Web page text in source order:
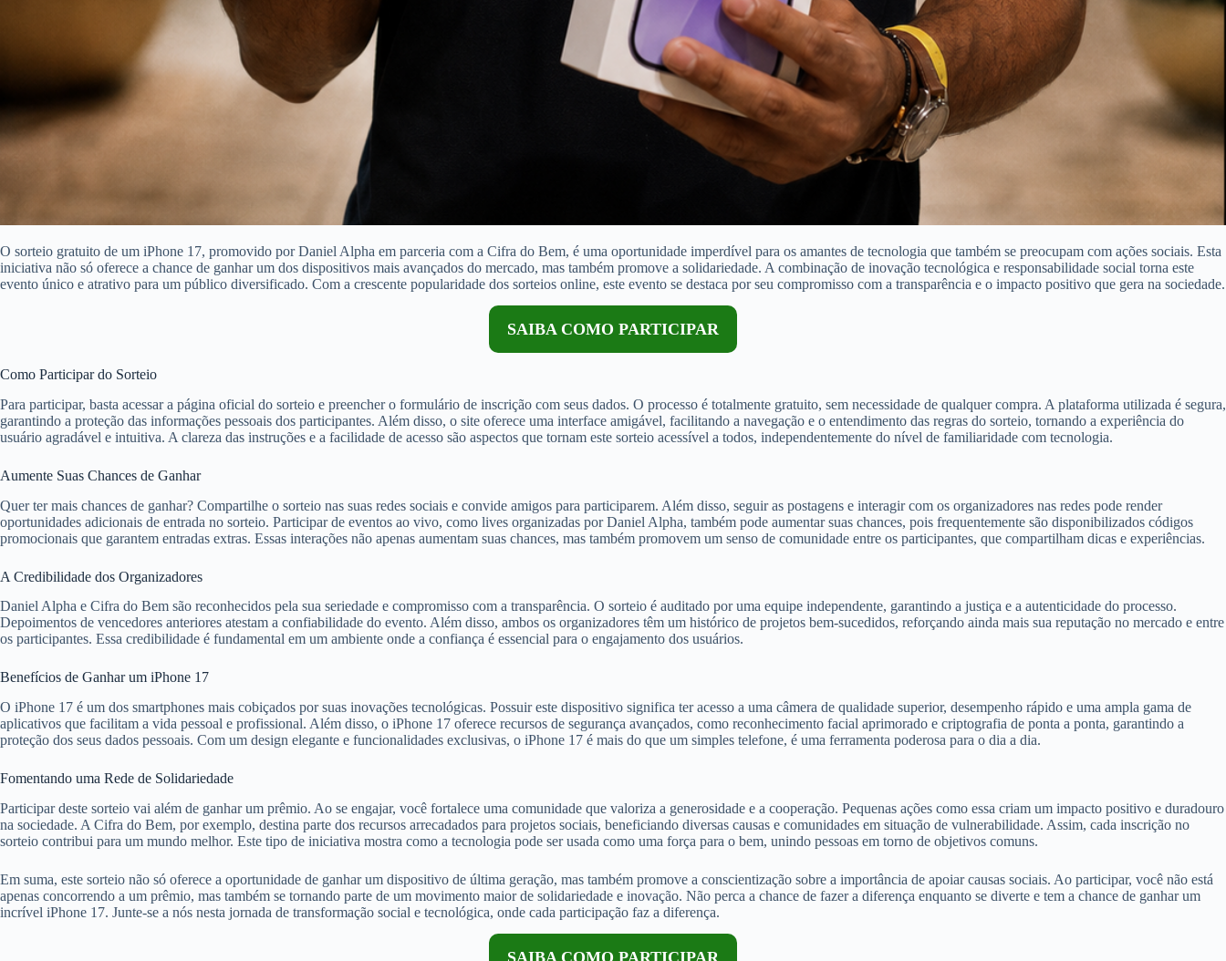
O sorteio gratuito de um iPhone 17, promovido por Daniel Alpha em parceria com a Cifra do Bem, é uma oportunidade imperdível para os amantes de tecnologia que também se preocupam com ações sociais. Esta
iniciativa não só oferece a chance de ganhar um dos dispositivos mais avançados do mercado, mas também promove a solidariedade. A combinação de inovação tecnológica e responsabilidade social torna este
evento único e atrativo para um público diversificado. Com a crescente popularidade dos sorteios online, este evento se destaca por seu compromisso com a transparência e o impacto positivo que gera na sociedade.
SAIBA COMO PARTICIPAR
Como Participar do Sorteio
Para participar, basta acessar a página oficial do sorteio e preencher o formulário de inscrição com seus dados. O processo é totalmente gratuito, sem necessidade de qualquer compra. A plataforma utilizada é segura,
garantindo a proteção das informações pessoais dos participantes. Além disso, o site oferece uma interface amigável, facilitando a navegação e o entendimento das regras do sorteio, tornando a experiência do
usuário agradável e intuitiva. A clareza das instruções e a facilidade de acesso são aspectos que tornam este sorteio acessível a todos, independentemente do nível de familiaridade com tecnologia.
Aumente Suas Chances de Ganhar
Quer ter mais chances de ganhar? Compartilhe o sorteio nas suas redes sociais e convide amigos para participarem. Além disso, seguir as postagens e interagir com os organizadores nas redes pode render
oportunidades adicionais de entrada no sorteio. Participar de eventos ao vivo, como lives organizadas por Daniel Alpha, também pode aumentar suas chances, pois frequentemente são disponibilizados códigos
promocionais que garantem entradas extras. Essas interações não apenas aumentam suas chances, mas também promovem um senso de comunidade entre os participantes, que compartilham dicas e experiências.
A Credibilidade dos Organizadores
Daniel Alpha e Cifra do Bem são reconhecidos pela sua seriedade e compromisso com a transparência. O sorteio é auditado por uma equipe independente, garantindo a justiça e a autenticidade do processo.
Depoimentos de vencedores anteriores atestam a confiabilidade do evento. Além disso, ambos os organizadores têm um histórico de projetos bem-sucedidos, reforçando ainda mais sua reputação no mercado e entre
os participantes. Essa credibilidade é fundamental em um ambiente onde a confiança é essencial para o engajamento dos usuários.
Benefícios de Ganhar um iPhone 17
O iPhone 17 é um dos smartphones mais cobiçados por suas inovações tecnológicas. Possuir este dispositivo significa ter acesso a uma câmera de qualidade superior, desempenho rápido e uma ampla gama de
aplicativos que facilitam a vida pessoal e profissional. Além disso, o iPhone 17 oferece recursos de segurança avançados, como reconhecimento facial aprimorado e criptografia de ponta a ponta, garantindo a
proteção dos seus dados pessoais. Com um design elegante e funcionalidades exclusivas, o iPhone 17 é mais do que um simples telefone, é uma ferramenta poderosa para o dia a dia.
Fomentando uma Rede de Solidariedade
Participar deste sorteio vai além de ganhar um prêmio. Ao se engajar, você fortalece uma comunidade que valoriza a generosidade e a cooperação. Pequenas ações como essa criam um impacto positivo e duradouro
na sociedade. A Cifra do Bem, por exemplo, destina parte dos recursos arrecadados para projetos sociais, beneficiando diversas causas e comunidades em situação de vulnerabilidade. Assim, cada inscrição no
sorteio contribui para um mundo melhor. Este tipo de iniciativa mostra como a tecnologia pode ser usada como uma força para o bem, unindo pessoas em torno de objetivos comuns.
Em suma, este sorteio não só oferece a oportunidade de ganhar um dispositivo de última geração, mas também promove a conscientização sobre a importância de apoiar causas sociais. Ao participar, você não está
apenas concorrendo a um prêmio, mas também se tornando parte de um movimento maior de solidariedade e inovação. Não perca a chance de fazer a diferença enquanto se diverte e tem a chance de ganhar um
incrível iPhone 17. Junte-se a nós nesta jornada de transformação social e tecnológica, onde cada participação faz a diferença.
SAIBA COMO PARTICIPAR